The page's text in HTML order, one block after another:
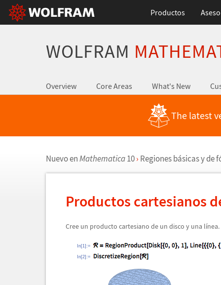
Productos
WOLFRAM
Overview Core Areas What's New
The latest
Nuevo enMathematica10 › Regiones básicas y de f
Productos cartesianos
Cree un producto cartesiano de un disco y una línea.
In[1]:=
In[2]:=